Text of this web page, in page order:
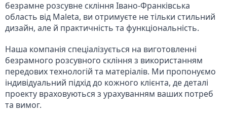
безрамне розсувне скління Івано-Франківська
область від Maleta, ви отримуєте не тільки стильний
дизайн, але й практичність та функціональність.
Наша компанія спеціалізується на виготовленні
безрамного розсувного скління з використанням
передових технологій та матеріалів. Ми пропонуємо
індивідуальний підхід до кожного клієнта, де деталі
проекту враховуються з урахуванням ваших потреб
та вимог.